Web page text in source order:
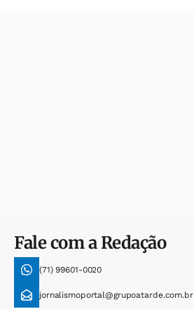
Fale com a Redação
(71) 99601-0020
jornalismoportal@grupoatarde.com.br